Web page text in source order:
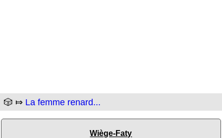
🎲 ⤇ La femme renard...
Wiège-Faty